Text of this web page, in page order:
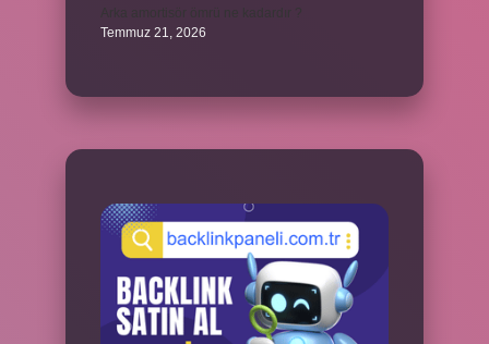
Temmuz 21, 2026